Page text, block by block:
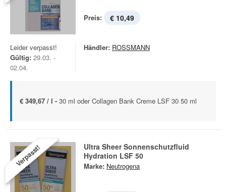
Preis: € 10,49
Leider verpasst!
Gültig: 29.03. -
02.04.
Händler: ROSSMANN
€ 349,67 / l - 30 ml oder Collagen Bank Creme LSF 30 50 ml
Verpasst!
Ultra Sheer Sonnenschutzfluid
Hydration LSF 50
Marke: Neutrogena